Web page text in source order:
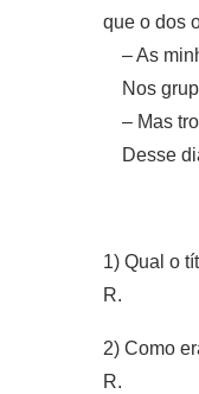
que o dos
– As
Nos
– Mas
Desse
1) Qual o
R.
2) Como
R.